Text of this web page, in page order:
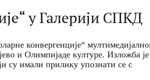
у Галерији СПКД
конвергенције“
и Олимпијаде културе. Изложба је
су имали прилику упознати се с